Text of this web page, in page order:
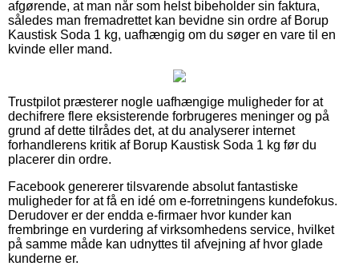
afgørende, at man når som helst bibeholder sin faktura,
således man fremadrettet kan bevidne sin ordre af Borup
Kaustisk Soda 1 kg, uafhængig om du søger en vare til en
kvinde eller mand.
Trustpilot præsterer nogle uafhængige muligheder for at
dechifrere flere eksisterende forbrugeres meninger og på
grund af dette tilrådes det, at du analyserer internet
forhandlerens kritik af Borup Kaustisk Soda 1 kg før du
placerer din ordre.
Facebook genererer tilsvarende absolut fantastiske
muligheder for at få en idé om e-forretningens kundefokus.
Derudover er der endda e-firmaer hvor kunder kan
frembringe en vurdering af virksomhedens service, hvilket
på samme måde kan udnyttes til afvejning af hvor glade
kunderne er.